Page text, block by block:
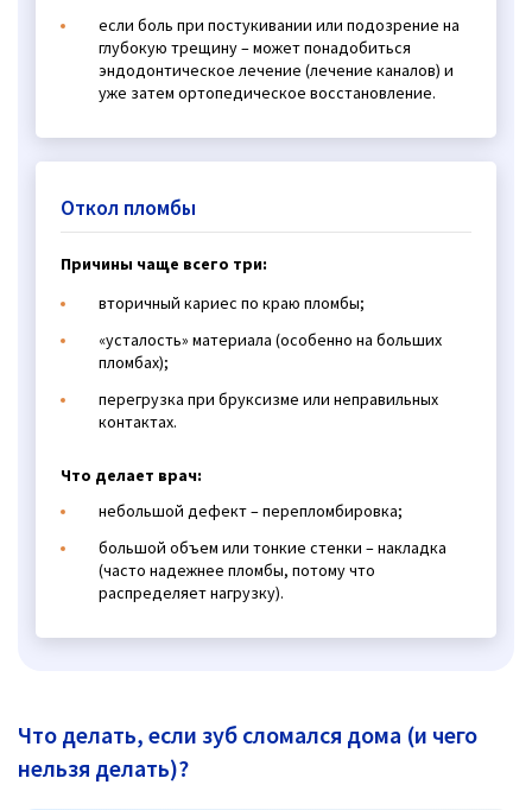
если боль при постукивании или подозрение на
глубокую трещину – может понадобиться
эндодонтическое лечение (лечение каналов) и
уже затем ортопедическое восстановление.
Откол пломбы
Причины чаще всего три:
вторичный кариес по краю пломбы;
«усталость» материала (особенно на больших
пломбах);
перегрузка при бруксизме или неправильных
контактах.
Что делает врач:
небольшой дефект – перепломбировка;
большой объем или тонкие стенки – накладка
(часто надежнее пломбы, потому что
распределяет нагрузку).
Что делать, если зуб сломался дома (и чего
нельзя делать)?